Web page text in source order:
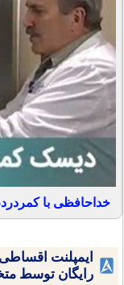
خداحافظی با
ایمپلنت
رایگان توسط